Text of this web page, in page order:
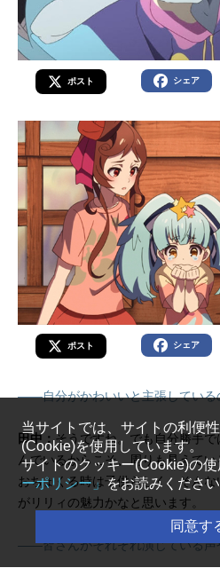
ポスト シェア
ポスト シェア
――自分がかわいいと主張している
田中：そうですね。でも自分勝手
んでいるからこそ、周りも見えて
おちょくる時は子供らしく。そん
がリリィの魅力かなと思います。
――皆さんがそれぞれ演じている声
当サイトでは、サイトの利便
(Cookie)を使用しています。
サイトのクッキー(Cookie)の
ーポリシー」をお読みくださ
同意す